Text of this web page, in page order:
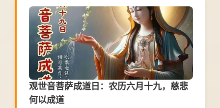
年间，天台宗...
观世音菩萨成道日：农历六月十九，慈悲
何以成道